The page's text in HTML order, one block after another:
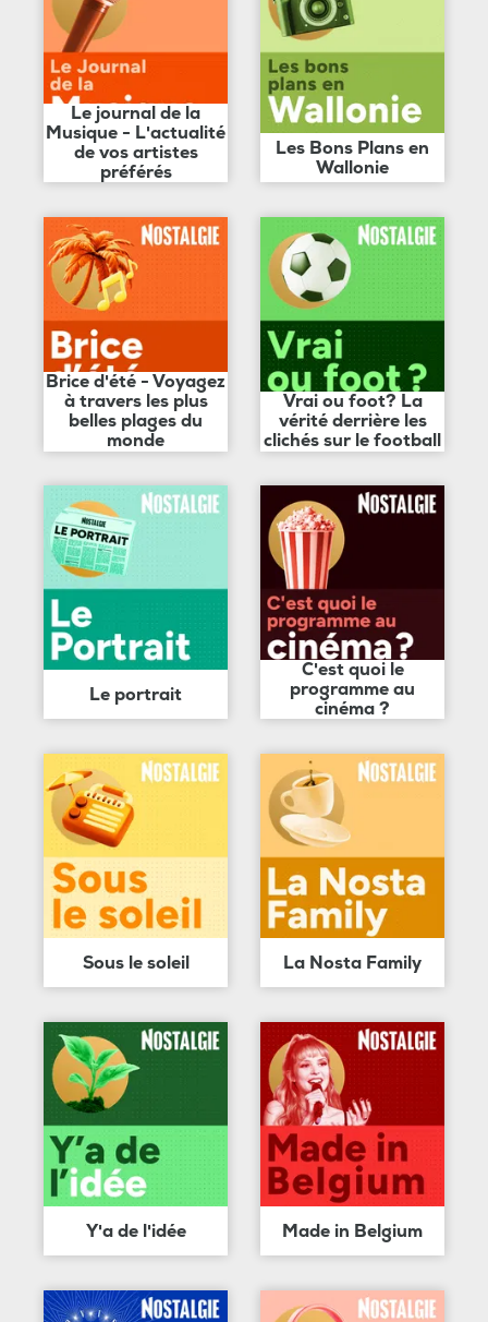
Le journal de la
Musique - L'actualité
de vos artistes
préférés
Les Bons Plans en
Wallonie
Brice d'été - Voyagez
à travers les plus
belles plages du
monde
Vrai ou foot? La
vérité derrière les
clichés sur le football
Le portrait
C'est quoi le
programme au
cinéma ?
Sous le soleil La Nosta Family
Y'a de l'idée Made in Belgium